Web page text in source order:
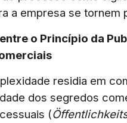
a empresa se tornem
o Princípio da
residia em
dos segredos
(